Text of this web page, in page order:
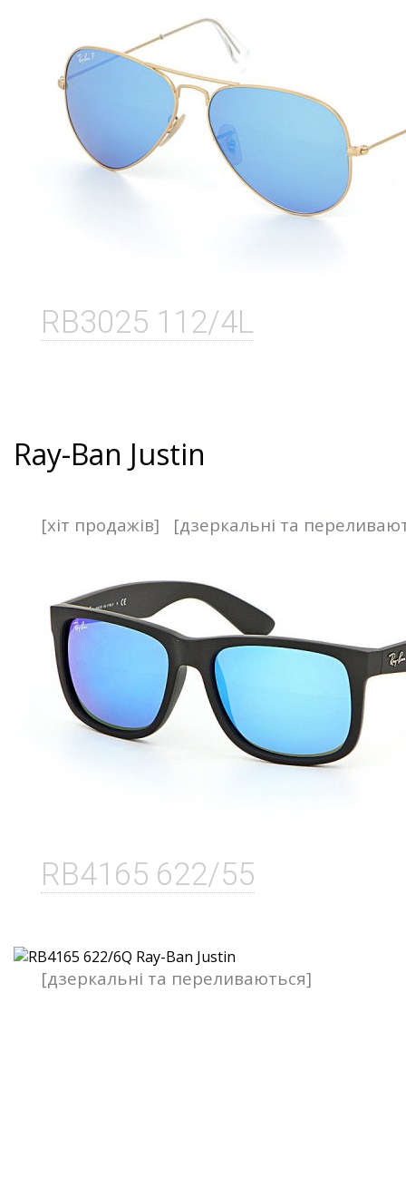
RB3025 112/4L
Ray-Ban Justin
RB4165 622/55
[хіт продажів] [дзеркальні та
[дзеркальні та переливаються]